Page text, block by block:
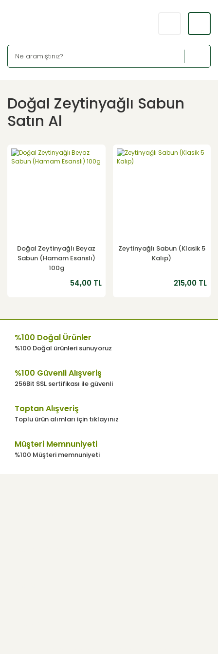
Doğal Zeytinyağlı Sabun
Satın Al
Doğal Zeytinyağlı Beyaz
Sabun (Hamam Esanslı)
100g
54,00 TL
Zeytinyağlı Sabun (Klasik 5
Kalıp)
215,00 TL
%100 Doğal Ürünler
%100 Doğal ürünleri sunuyoruz
%100 Güvenli Alışveriş
256Bit SSL sertifikası ile güvenli
Toptan Alışveriş
Toplu ürün alımları için tıklayınız
Müşteri Memnuniyeti
%100 Müşteri memnuniyeti